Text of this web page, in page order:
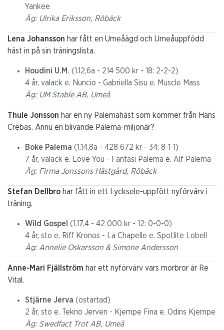
Yankee
Äg: Ulrika Eriksson, Röbäck
Lena Johansson har fått en Umeåägd och Umeåuppfödd
häst in på sin träningslista.
Houdini U.M. (1.12,6a - 214 500 kr - 18: 2-2-2)
4 år, valack e. Nuncio - Gabriella Sisu e. Muscle Mass
Äg: UM Stable AB, Umeå
Thule Jonsson har en ny Palemahäst som kommer från Hans
Crebas. Ännu en blivande Palema-miljonär?
Boke Palema (1.14,8a - 428 672 kr - 34: 8-1-1)
7 år, valack e. Love You - Fantasi Palema e. Alf Palema
Äg: Firma Jonssons Hästgård, Röbäck
Stefan Dellbro har fått in ett Lycksele-uppfött nyförvärv i
träning.
Wild Gospel (1.17,4 - 42 000 kr - 12: 0-0-0)
4 år, sto e. Riff Kronos - La Chapelle e. Spotlite Lobell
Äg: Annelie Oskarsson & Simone Andersson
Anne-Mari Fjällström har ett nyförvärv vars morbror är Re
Vital.
Stjärne Jerva (ostartad)
2 år, sto e. Tekno Jerven - Kjempe Fina e. Odins Kjempe
Äg: Swedfact Trot AB, Umeå